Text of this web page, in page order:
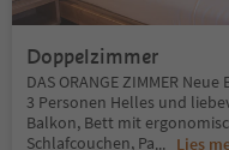
Doppelzimmer
DAS ORANGE ZIMMER
3 Personen Helles und
Balkon, Bett mit
Schlafcouchen, Pa... Lies